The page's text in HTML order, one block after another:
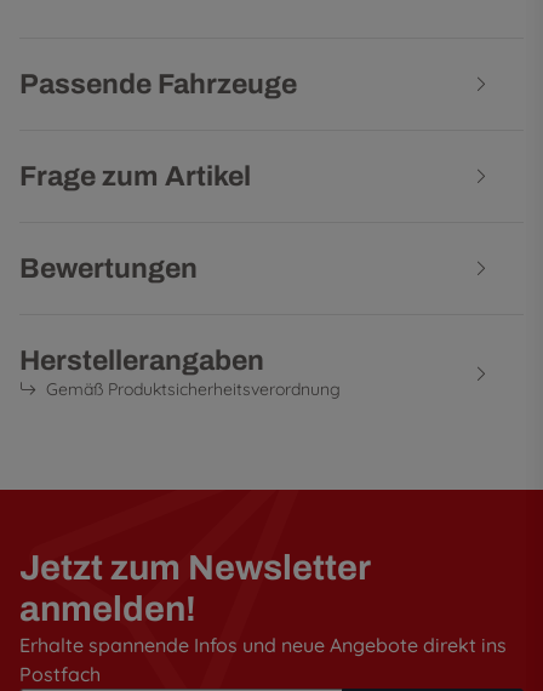
Passende Fahrzeuge
Frage zum Artikel
Bewertungen
Herstellerangaben
Gemäß Produktsicherheitsverordnung
Jetzt zum Newsletter
anmelden!
Erhalte spannende Infos und neue Angebote direkt ins
Postfach